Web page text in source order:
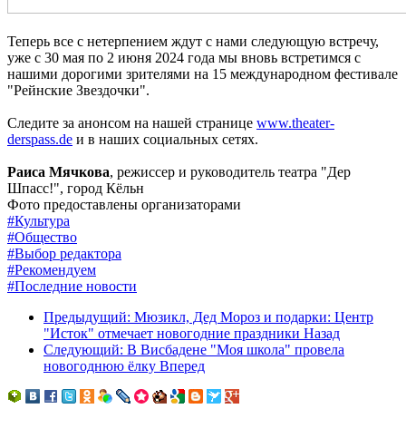
Теперь все с нетерпением ждут с нами следующую встречу,
уже с 30 мая по 2 июня 2024 года мы вновь встретимся с
нашими дорогими зрителями на 15 международном фестивале
"Рейнские Звездочки".
Следите за анонсом на нашей странице www.theater-
derspass.de и в наших социальных сетях.
Раиса Мячкова, режиссер и руководитель театра "Дер
Шпасс!", город Кёльн
Фото предоставлены организаторами
#Культура
#Общество
#Выбор редактора
#Рекомендуем
#Последние новости
Предыдущий: Мюзикл, Дед Мороз и подарки: Центр
"Исток" отмечает новогодние праздники Назад
Следующий: В Висбадене "Моя школа" провела
новогоднюю ёлку Вперед